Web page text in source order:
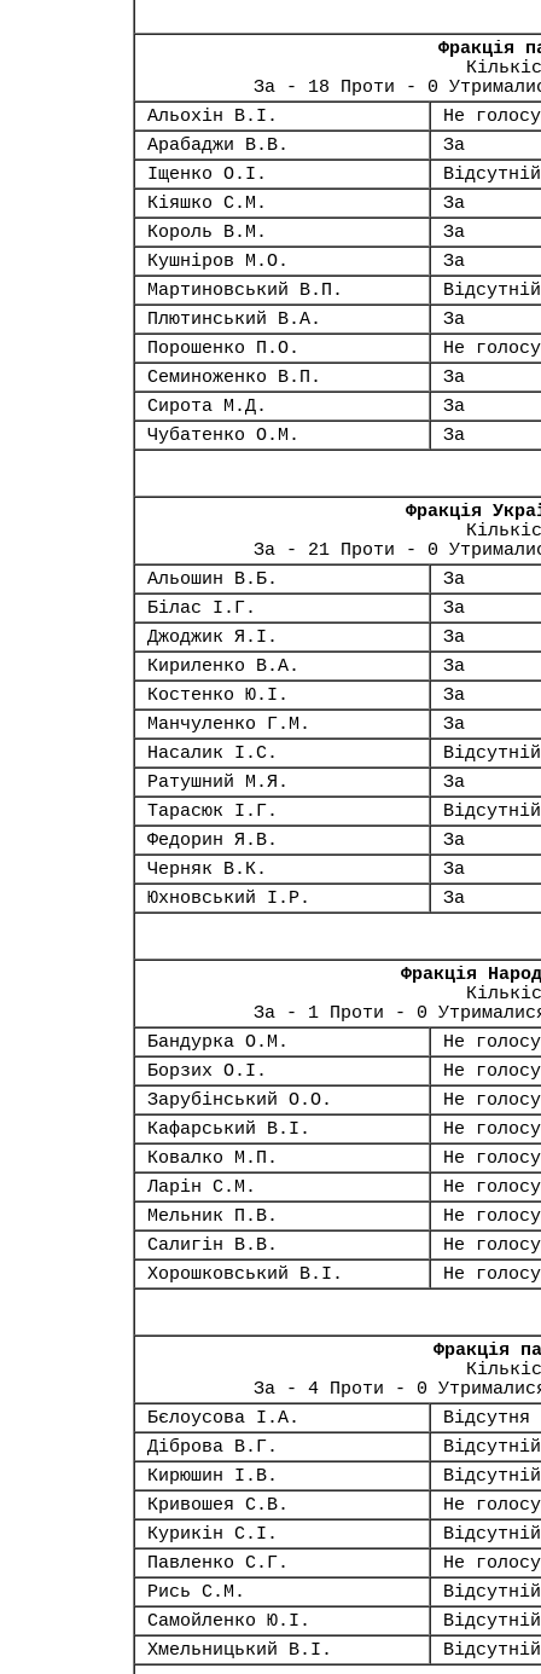
Фракція
За - 18 Проти - 0
Альохін В.І.
Не
Арабаджи В.В.
За
Іщенко О.І.
Відсутній
Кіяшко С.М.
За
Король В.М.
За
Кушніров М.О.
За
Мартиновський В.П.
Відсутній
Плютинський В.А.
За
Порошенко П.О.
Не
Семиноженко В.П.
За
Сирота М.Д.
За
Чубатенко О.М.
За
Фракція
За - 21 Проти - 0
Альошин В.Б.
За
Білас І.Г.
За
Джоджик Я.І.
За
Кириленко В.А.
За
Костенко Ю.І.
За
Манчуленко Г.М.
За
Насалик І.С.
Відсутній
Ратушний М.Я.
За
Тарасюк І.Г.
Відсутній
Федорин Я.В.
За
Черняк В.К.
За
Юхновський І.Р.
За
Фракція
За - 1 Проти - 0
Бандурка О.М.
Не
Борзих О.І.
Не
Зарубінський О.О.
Не
Кафарський В.І.
Не
Ковалко М.П.
Не
Ларін С.М.
Не
Мельник П.В.
Не
Салигін В.В.
Не
Хорошковський В.І.
Не
Фракція
За - 4 Проти - 0
Бєлоусова І.А.
Відсутня
Діброва В.Г.
Відсутній
Кирюшин І.В.
Відсутній
Кривошея С.В.
Не
Курикін С.І.
Відсутній
Павленко С.Г.
Не
Рись С.М.
Відсутній
Самойленко Ю.І.
Відсутній
Хмельницький В.І.
Відсутній